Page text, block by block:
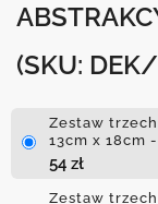
(SKU:
Zestaw
13cm x 18cm
54 zł
Zestaw